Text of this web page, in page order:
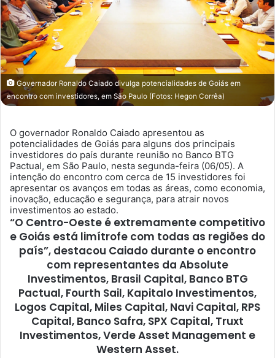
Governador Ronaldo Caiado divulga potencialidades de Goiás em
encontro com investidores, em São Paulo (Fotos: Hegon Corrêa)
O governador Ronaldo Caiado apresentou as
potencialidades de Goiás para alguns dos principais
investidores do país durante reunião no Banco BTG
Pactual, em São Paulo, nesta segunda-feira (06/05). A
intenção do encontro com cerca de 15 investidores foi
apresentar os avanços em todas as áreas, como economia,
inovação, educação e segurança, para atrair novos
investimentos ao estado.
“O Centro-Oeste é extremamente competitivo
e Goiás está limítrofe com todas as regiões do
país”, destacou Caiado durante o encontro
com representantes da Absolute
Investimentos, Brasil Capital, Banco BTG
Pactual, Fourth Sail, Kapitalo Investimentos,
Logos Capital, Miles Capital, Navi Capital, RPS
Capital, Banco Safra, SPX Capital, Truxt
Investimentos, Verde Asset Management e
Western Asset.